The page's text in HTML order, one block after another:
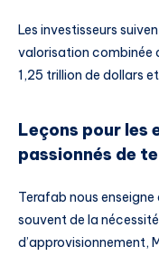
Les investisseurs
valorisation combinée
1,25 trillion de dollars
Leçons pour les
passionnés de
Terafab nous
souvent de la
d’approvisionnement,